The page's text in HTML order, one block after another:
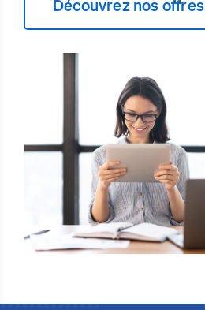
Découvrez nos offres